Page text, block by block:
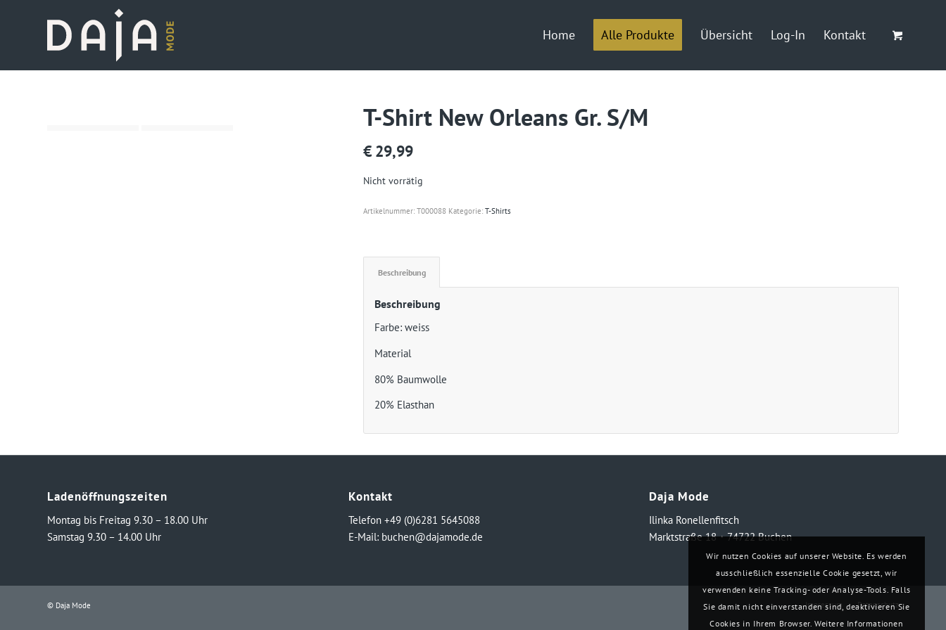
Home Alle Produkte Übersicht Log-In Kontakt
T-Shirt New Orleans Gr. S/M
€ 29,99
Nicht vorrätig
Artikelnummer:T000088 Kategorie:T-Shirts
Beschreibung
Beschreibung
Farbe: weiss
Material
80% Baumwolle
20% Elasthan
Ladenöffnungszeiten
Montag bis Freitag 9.30 – 18.00 Uhr
Samstag 9.30 – 14.00 Uhr
Kontakt
Telefon +49 (0)6281 5645088
E-Mail: buchen@dajamode.de
Daja Mode
Ilinka Ronellenfitsch
Marktstraße 18・74722 Buchen
© Daja Mode Impressum Datenschutz
Wir nutzen Cookies auf unserer Website. Es werden
ausschließlich essenzielle Cookie gesetzt, wir
verwenden keine Tracking- oder Analyse-Tools. Falls
Sie damit nicht einverstanden sind, deaktivieren Sie
Cookies in Ihrem Browser. Weitere Informationen